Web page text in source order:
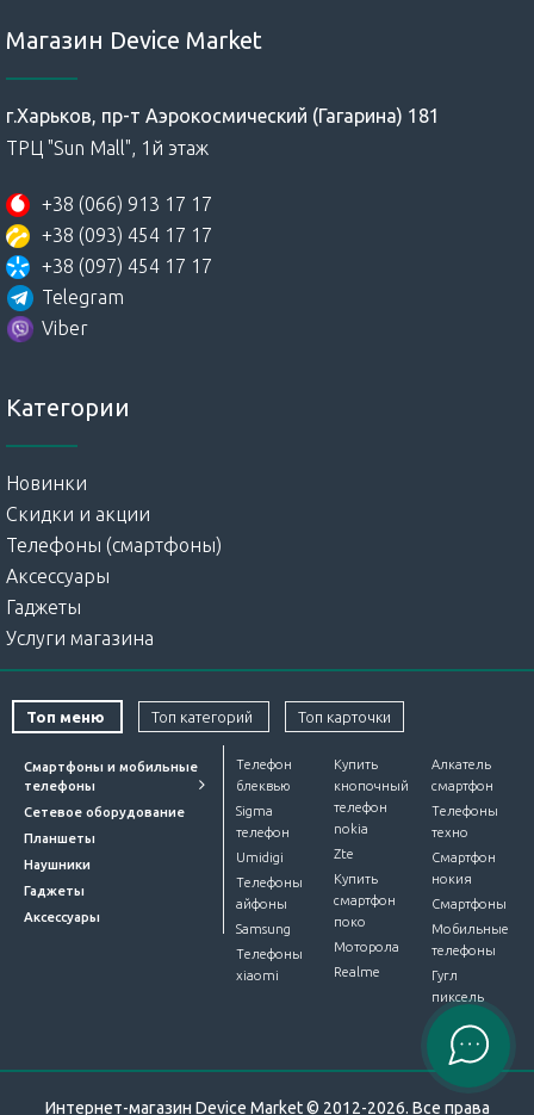
Магазин Device Market
г.Харьков, пр-т Аэрокосмический (Гагарина) 181
ТРЦ "Sun Mall", 1й этаж
+38 (066) 913 17 17
+38 (093) 454 17 17
+38 (097) 454 17 17
Telegram
Viber
Категории
Новинки
Скидки и акции
Телефоны (смартфоны)
Аксессуары
Гаджеты
Услуги магазина
Топ меню Топ категорий Топ карточки
Смартфоны и мобильные
телефоны
Сетевое оборудование
Планшеты
Наушники
Гаджеты
Аксессуары
Телефон
блеквью
Sigma
телефон
Umidigi
Телефоны
айфоны
Samsung
Телефоны
xiaomi
Купить
кнопочный
телефон
nokia
Zte
Купить
смартфон
поко
Моторола
Realme
Алкатель
смартфон
Телефоны
техно
Смартфон
нокия
Смартфоны
Мобильные
телефоны
Гугл
пиксель
Интернет-магазин Device Market © 2012-2026. Все права